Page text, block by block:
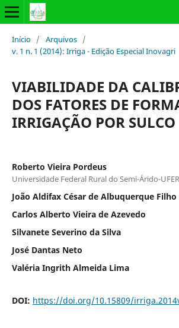
Início / Arquivos /
v. 1 n. 1 (2014): Irriga - Edição Especial Inovagri
VIABILIDADE DA
DOS FATORES DE
IRRIGAÇÃO POR SULCO
Roberto Vieira Pordeus
Universidade Federal Rural do Semi-Árido-
João Aldifax César de Albuquerque Filho
Carlos Alberto Vieira de Azevedo
Silvanete Severino da Silva
José Dantas Neto
Valéria Ingrith Almeida Lima
DOI: https://doi.org/10.15809/